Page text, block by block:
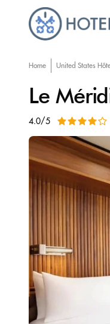
Home United States
Le
4.0/5